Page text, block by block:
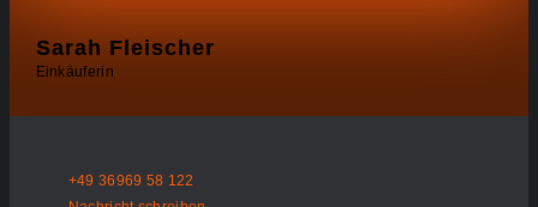
Sarah Fleischer
Einkäuferin
+49 36969 58 122